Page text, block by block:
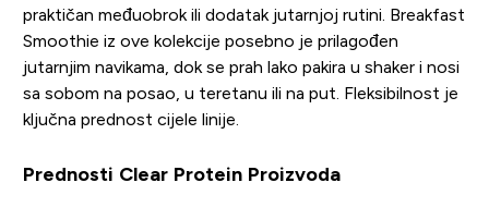
praktičan međuobrok ili dodatak jutarnjoj rutini. Breakfast
Smoothie iz ove kolekcije posebno je prilagođen
jutarnjim navikama, dok se prah lako pakira u shaker i nosi
sa sobom na posao, u teretanu ili na put. Fleksibilnost je
ključna prednost cijele linije.
Prednosti Clear Protein Proizvoda